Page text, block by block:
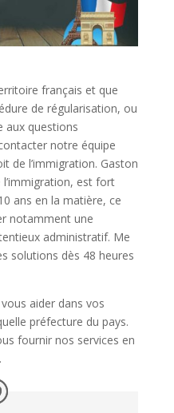
français et que
de régularisation, ou
aux questions
notre équipe
de l’immigration. Gaston
est fort
ans en la matière, ce
notamment une
administratif. Me
solutions dès 48 heures
aider dans vos
préfecture du pays.
fournir nos services en